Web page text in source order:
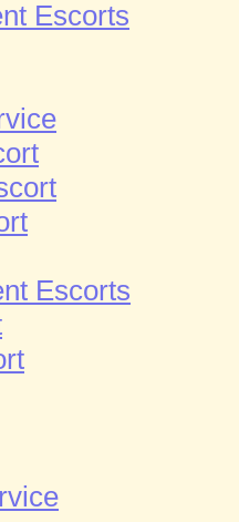
Escorts
Escorts